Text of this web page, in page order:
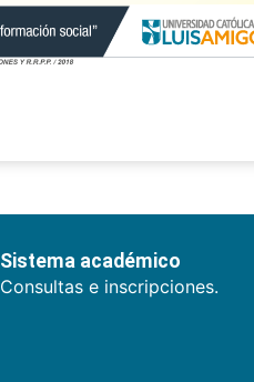
Sistema académico
Consultas e inscripciones.